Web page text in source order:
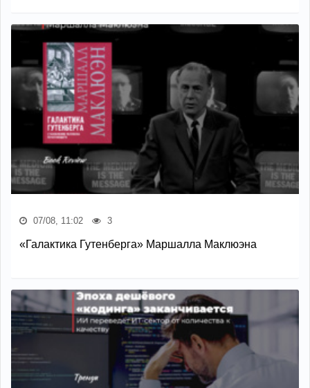
07/08, 11:02 3
«Галактика Гутенберга» Маршалла Маклюэна